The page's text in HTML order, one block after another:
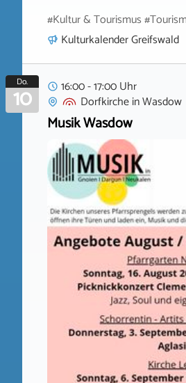
#Kultur & Tourismus
Kulturkalender Greifswald
Do.
10
16:00 - 17:00 Uhr
DorfkircheinWasdow
Musik Wasdow